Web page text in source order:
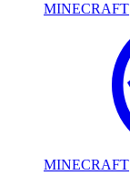
MINECRAFT
MINECRAFT